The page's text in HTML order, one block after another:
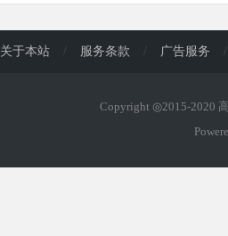
关于本站 / 服务条款 / 广告服务 /
Copyright ◎2015-2020